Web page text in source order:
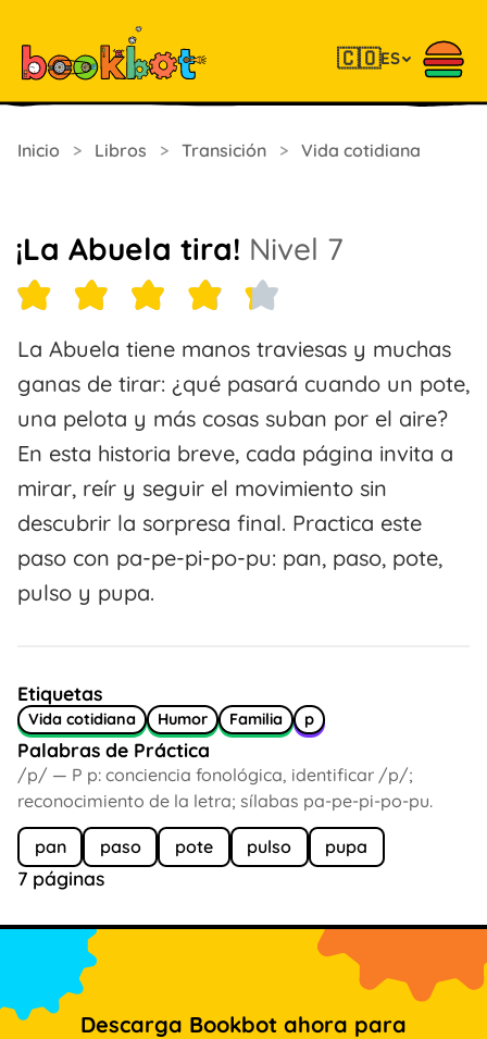
🇨🇴ES
Inicio > Libros > Transición > Vida cotidiana
¡La Abuela tira! Nivel 7
La Abuela tiene manos traviesas y muchas
ganas de tirar: ¿qué pasará cuando un pote,
una pelota y más cosas suban por el aire?
En esta historia breve, cada página invita a
mirar, reír y seguir el movimiento sin
descubrir la sorpresa final. Practica este
paso con pa-pe-pi-po-pu: pan, paso, pote,
pulso y pupa.
Etiquetas
Vida cotidiana Humor Familia p
Palabras de Práctica
/p/ — P p: conciencia fonológica, identificar /p/;
reconocimiento de la letra; sílabas pa-pe-pi-po-pu.
pan paso pote pulso pupa
7 páginas
Descarga Bookbot ahora para